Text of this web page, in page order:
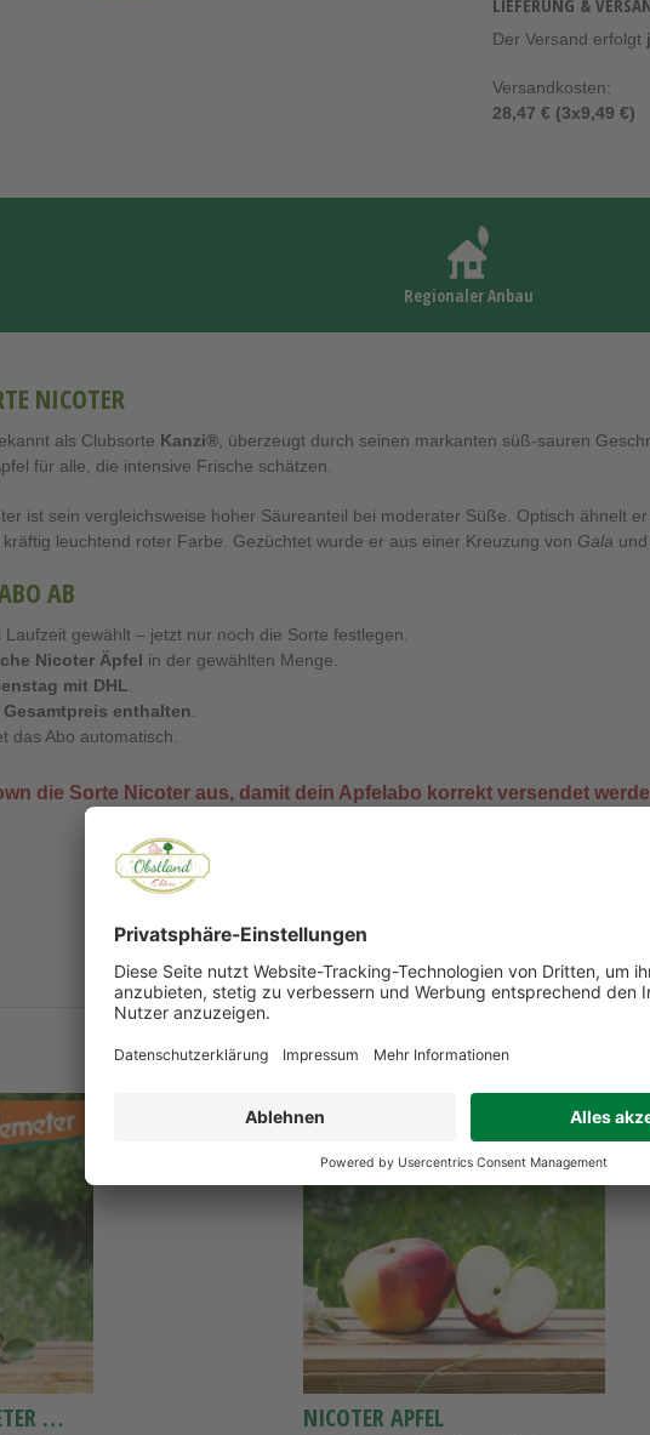
LIEFERUNG &
Der Versand erfolgt
Versandkosten:
28,47 € (3x9,49 €)
Regionaler Anbau
NICOTER
als Clubsorte Kanzi®, überzeugt durch seinen markanten süß-sauren
für alle, die intensive Frische schätzen.
ist sein vergleichsweise hoher Säureanteil bei moderater Süße. Optisch ähnelt
leuchtend roter Farbe. Gezüchtet wurde er aus einer Kreuzung von Gala und
AB
gewählt – jetzt nur noch die Sorte festlegen.
Nicoter Äpfel in der gewählten Menge.
mit DHL.
enthalten.
das Abo automatisch.
die Sorte Nicoteraus, damit dein Apfelabo korrekt versendet
EMPFOHLENE PRODUKTE
APFELSECCO BIO-DEMETER 0,75L NICOTER APFEL